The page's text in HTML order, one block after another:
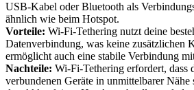
USB-Kabel oder Bluetooth als
ähnlich wie beim Hotspot.
Vorteile: Wi-Fi-Tethering nutzt deine
Datenverbindung, was keine zusätzlichen
ermöglicht auch eine stabile Verbindung
Nachteile: Wi-Fi-Tethering erfordert, dass
verbundenen Geräte in unmittelbarer Nähe